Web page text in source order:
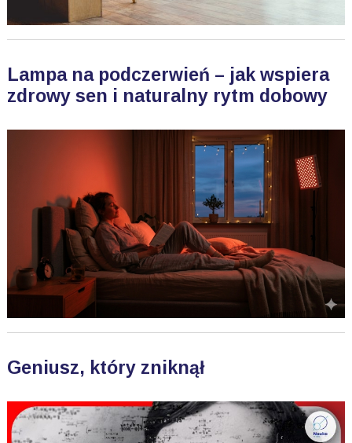
Lampa na podczerwień – jak wspiera
zdrowy sen i naturalny rytm dobowy
Geniusz, który zniknął